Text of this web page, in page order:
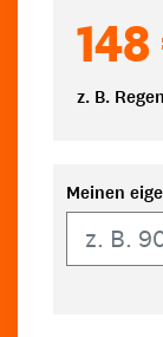
z. B.
Meinen